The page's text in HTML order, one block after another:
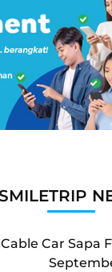
Cable Car Sapa